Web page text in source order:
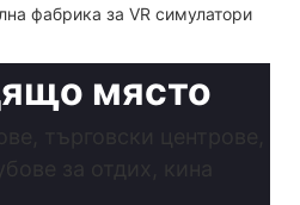
място